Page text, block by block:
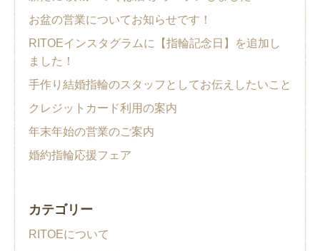
お盆の営業についてお知らせです！
RITOEインスタグラムに【指輪記念日】を追加し
ました！
手作り結婚指輪のスタッフとしてお伝えしたいこと
クレジットカード利用の案内
年末年始の営業のご案内
婚約指輪応援フェア
カテゴリー
RITOEについて